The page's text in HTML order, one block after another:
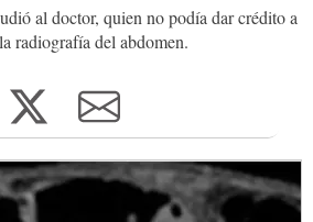
al doctor, quien no podía dar crédito a
radiografía del abdomen.